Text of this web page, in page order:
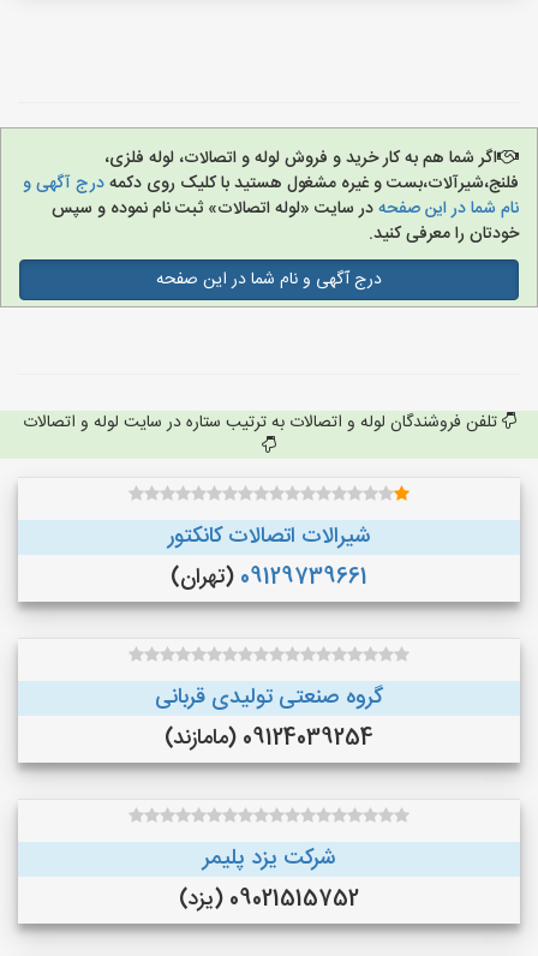
اگر شما هم به کار خرید و فروش لوله و اتصالات، لوله فلزی،
فلنج،شیرآلات،بست و غیره مشغول هستید با کلیک روی دکمهدرج آگهی و
نام شما در این صفحهدر سایت «لوله اتصالات» ثبت نام نموده و سپس
خودتان را معرفی کنید.
درج آگهی و نام شما در این صفحه
تلفن فروشندگان لوله و اتصالات به ترتیب ستاره در سایت لوله و اتصالات
شیرالات اتصالات کانکتور
09129739661 (تهران)
گروه صنعتی تولیدی قربانی
09124039254 (مامازند)
شرکت یزد پلیمر
09021515752 (یزد)